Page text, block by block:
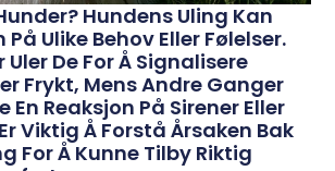
Hundens Uling Kan
Ulike Behov Eller Følelser.
De For Å Signalisere
Frykt, Mens Andre Ganger
Reaksjon På Sirener Eller
Viktig Å Forstå Årsaken Bak
For Å Kunne Tilby Riktig